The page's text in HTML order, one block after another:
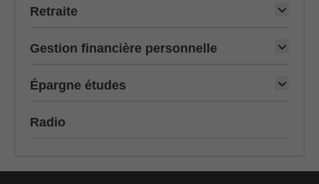
Retraite
Gestion financière personnelle
Épargne études
Radio